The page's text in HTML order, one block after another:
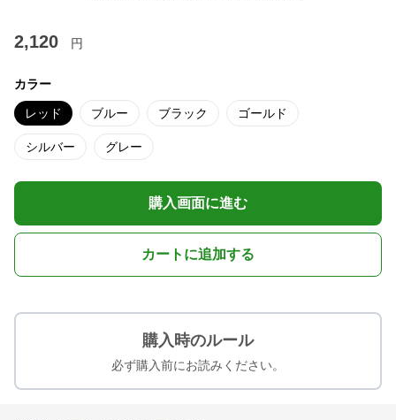
2,120 円
カラー
レッド ブルー ブラック ゴールド
シルバー グレー
購入画面に進む
カートに追加する
購入時のルール
必ず購入前にお読みください。